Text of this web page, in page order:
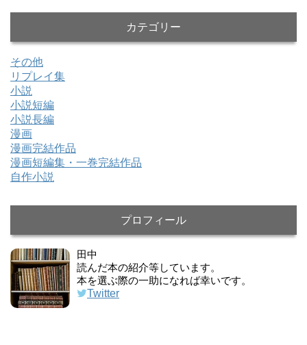
カテゴリー
その他
リプレイ集
小説
小説短編
小説長編
漫画
漫画完結作品
漫画短編集・一巻完結作品
自作小説
プロフィール
田中
読んだ本の紹介等しています。
本を選ぶ際の一助になれば幸いです。
Twitter